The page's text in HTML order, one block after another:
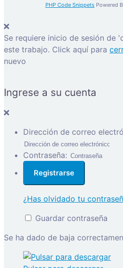
PHP Code Snippets Powered
Se requiere inicio de sesión de
este trabajo. Click aquí para
nuevo
Ingrese a su cuenta
Dirección de correo
Contraseña:
¿Has olvidado tu
Guardar contraseña
Se ha dado de baja